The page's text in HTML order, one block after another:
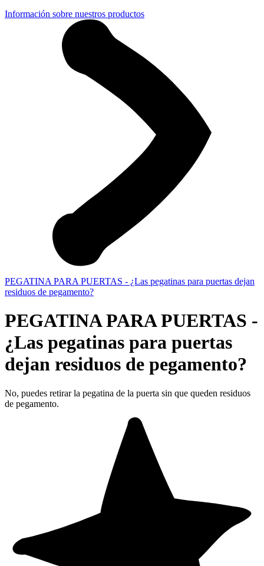
Información sobre nuestros productos
PEGATINA PARA PUERTAS - ¿Las pegatinas para puertas dejan
residuos de pegamento?
PEGATINA PARA PUERTAS -
¿Las pegatinas para puertas
dejan residuos de pegamento?
No, puedes retirar la pegatina de la puerta sin que queden residuos
de pegamento.